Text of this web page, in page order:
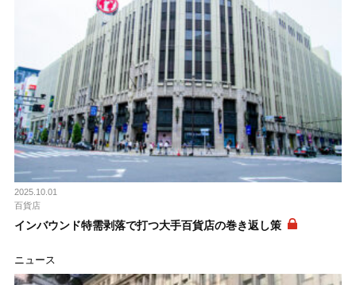
2025.10.01
百貨店
インバウンド特需剥落で打つ大手百貨店の巻き返し策
ニュース